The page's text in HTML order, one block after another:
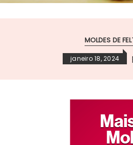
MOLDES DE
janeiro 18, 2024